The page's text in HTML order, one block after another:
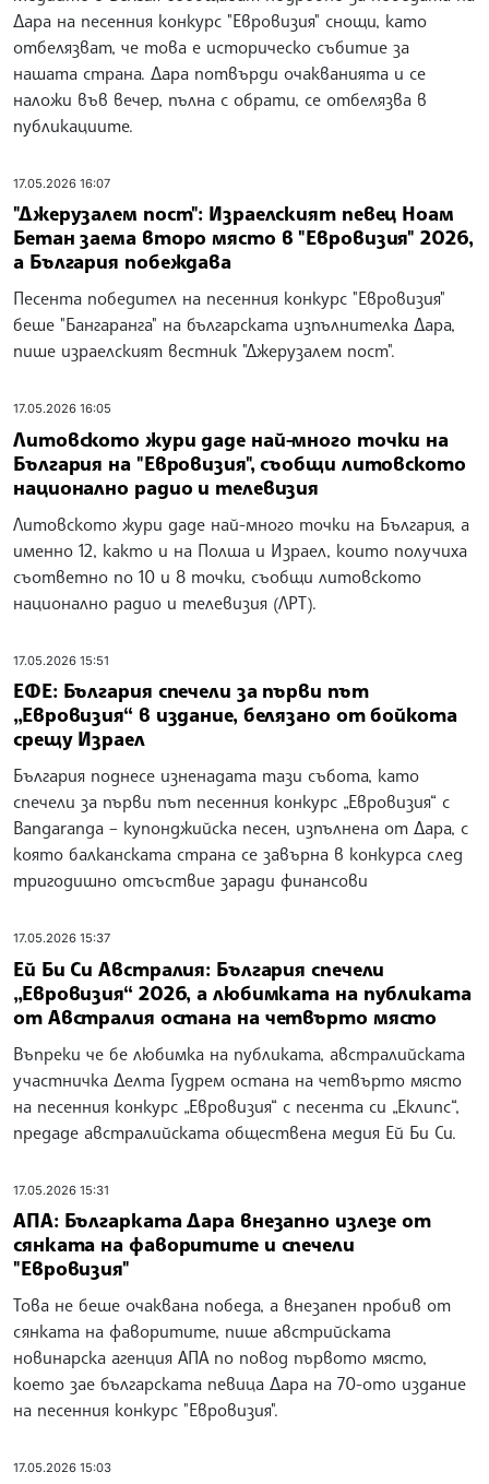
Дара на песенния конкурс "Евровизия" снощи, като
отбелязват, че това е историческо събитие за
нашата страна. Дара потвърди очакванията и се
наложи във вечер, пълна с обрати, се отбелязва в
публикациите.
17.05.2026 16:07
"Джерузалем пост": Израелският певец Ноам
Бетан заема второ място в "Евровизия" 2026,
а България побеждава
Песента победител на песенния конкурс "Евровизия"
беше "Бангаранга" на българската изпълнителка Дара,
пише израелският вестник "Джерузалем пост".
17.05.2026 16:05
Литовското жури даде най-много точки на
България на "Евровизия", съобщи литовското
национално радио и телевизия
Литовското жури даде най-много точки на България, а
именно 12, както и на Полша и Израел, които получиха
съответно по 10 и 8 точки, съобщи литовското
национално радио и телевизия (ЛРТ).
17.05.2026 15:51
ЕФЕ: България спечели за първи път
„Евровизия“ в издание, белязано от бойкота
срещу Израел
България поднесе изненадата тази събота, като
спечели за първи път песенния конкурс „Евровизия“ с
Bangaranga – купонджийска песен, изпълнена от Дара, с
която балканската страна се завърна в конкурса след
тригодишно отсъствие заради финансови
17.05.2026 15:37
Ей Би Си Австралия: България спечели
„Евровизия“ 2026, а любимката на публиката
от Австралия остана на четвърто място
Въпреки че бе любимка на публиката, австралийската
участничка Делта Гудрем остана на четвърто място
на песенния конкурс „Евровизия“ с песента си „Еклипс“,
предаде австралийската обществена медия Ей Би Си.
17.05.2026 15:31
АПА: Българката Дара внезапно излезе от
сянката на фаворитите и спечели
"Евровизия"
Това не беше очаквана победа, а внезапен пробив от
сянката на фаворитите, пише австрийската
новинарска агенция АПА по повод първото място,
което зае българската певица Дара на 70-ото издание
на песенния конкурс "Евровизия".
17.05.2026 15:03